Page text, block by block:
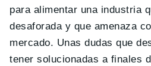
para alimentar una industria
desaforada y que amenaza
mercado. Unas dudas que
tener solucionadas a finales